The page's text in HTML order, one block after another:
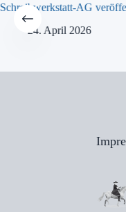
Schreibwerkstatt-AG
24. April 2026